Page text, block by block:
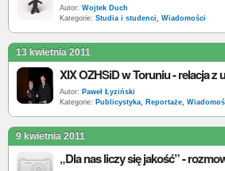
Autor: Wojtek Duch
Kategorie: Studia i studenci, Wiadomości
13 kwietnia 2011
Autor: Paweł Łyziński
Kategorie: Publicystyka, Reportaże,
9 kwietnia 2011